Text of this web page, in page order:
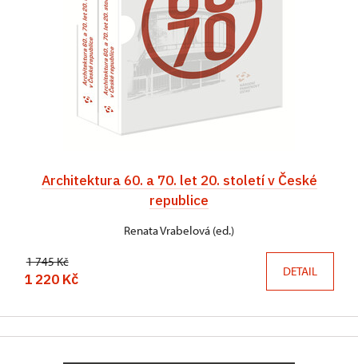
Architektura 60. a 70. let 20. století v České
republice
Renata Vrabelová (ed.)
1 745 Kč
1 220 Kč DETAIL